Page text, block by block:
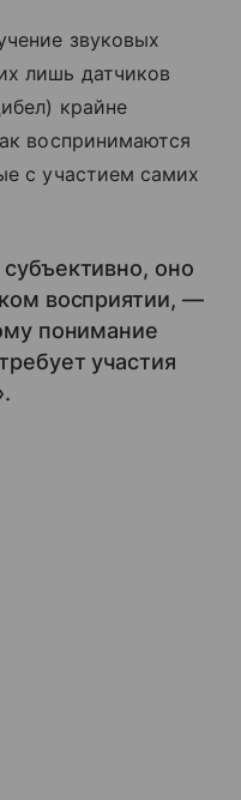
звуковых
лишь датчиков
крайне
воспринимаются
с участием самих
оно
восприятии, —
понимание
участия